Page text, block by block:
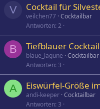
V Cocktail für
veilchen77 Cocktailbar
Antworten 2
B Tiefblauer
blaue_lagune Cocktailbar
Antworten 3
A Eiswürfel-Größe
andi-keeper Cocktailbar
Antworten 3